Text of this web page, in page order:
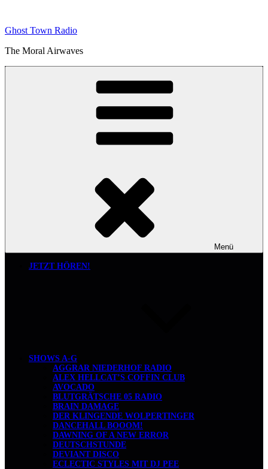
springen
Ghost Town Radio
The Moral Airwaves
Menü
JETZT HÖREN!
SHOWS A-G
AGGRAR NIEDERHOF RADIO
ALEX HELLCAT’S COFFIN CLUB
AVOCADO
BLUTGRÄTSCHE 05 RADIO
BRAIN DAMAGE
DER KLINGENDE WOLPERTINGER
DANCEHALL BOOOM!
DAWNING OF A NEW ERROR
DEUTSCHSTUNDE
DEVIANT DISCO
ECLECTIC STYLES MIT DJ PEE